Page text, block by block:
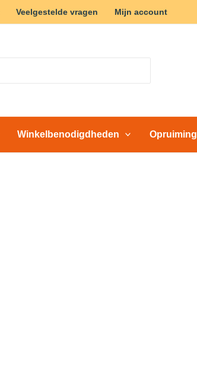
Veelgestelde vragen Mijn account
Winkelbenodigdheden Opruiming